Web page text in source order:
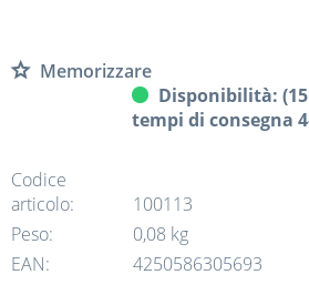
Memorizzare
Disponibilità:
tempi di consegna
Codice
articolo:
100113
Peso:
0,08 kg
EAN:
4250586305693